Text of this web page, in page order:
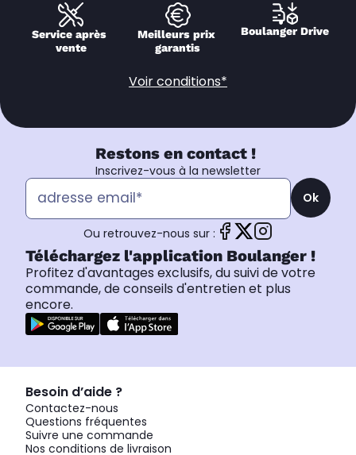
Service après
vente
Meilleurs prix
garantis
Boulanger Drive
Voir conditions*
Restons en contact !
Inscrivez-vous à la newsletter
Ok
Ou retrouvez-nous sur :
Téléchargez l'application Boulanger !
Profitez d'avantages exclusifs, du suivi de votre
commande, de conseils d'entretien et plus
encore.
Besoin d’aide ?
Contactez-nous
Questions fréquentes
Suivre une commande
Nos conditions de livraison